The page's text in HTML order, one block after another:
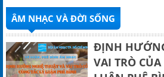
ÂM NHẠC VÀ ĐỜI SỐNG
ĐỊNH
VAI TRÒ